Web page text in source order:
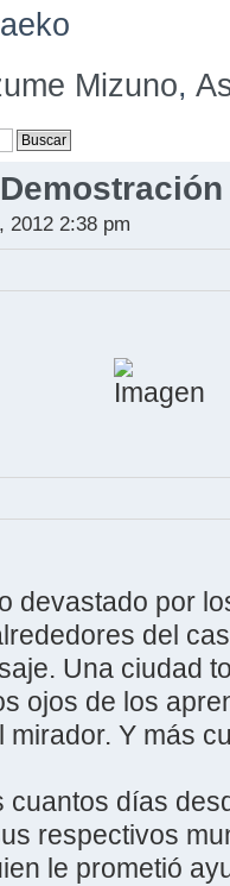
Mizuno,
2:38 pm
devastado por
del
Una ciudad
ojos de los
mirador. Y más
cuantos días
respectivos
le prometió